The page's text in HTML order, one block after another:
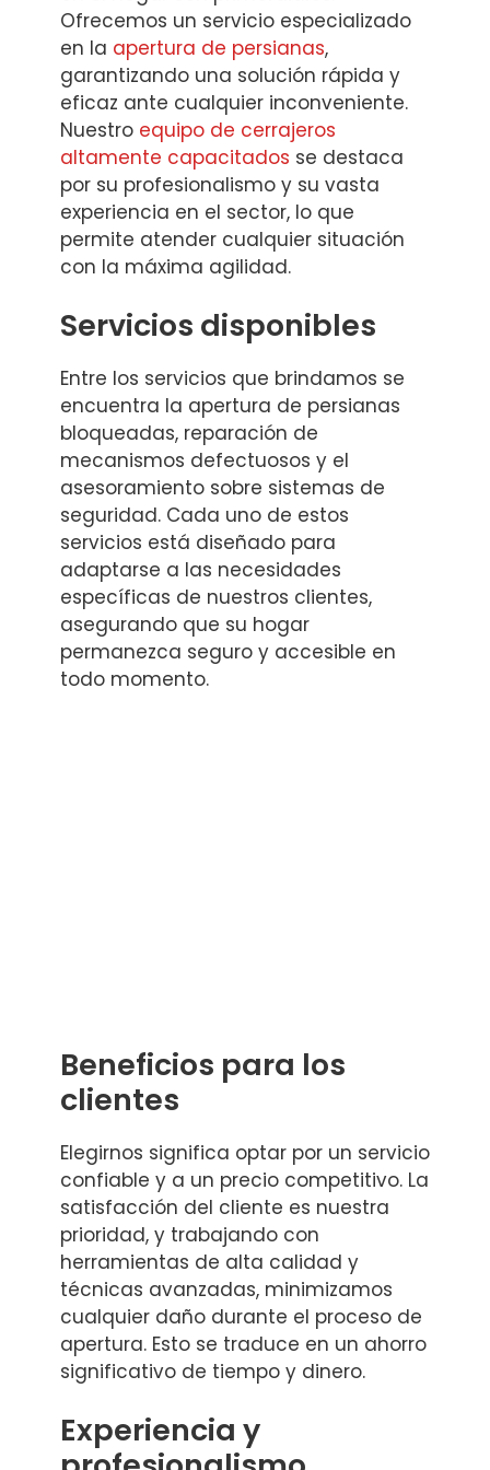
Ofrecemos un servicio especializado
en la apertura de persianas,
garantizando una solución rápida y
eficaz ante cualquier inconveniente.
Nuestro equipo de cerrajeros
altamente capacitados se destaca
por su profesionalismo y su vasta
experiencia en el sector, lo que
permite atender cualquier situación
con la máxima agilidad.
Servicios disponibles
Entre los servicios que brindamos se
encuentra la apertura de persianas
bloqueadas, reparación de
mecanismos defectuosos y el
asesoramiento sobre sistemas de
seguridad. Cada uno de estos
servicios está diseñado para
adaptarse a las necesidades
específicas de nuestros clientes,
asegurando que su hogar
permanezca seguro y accesible en
todo momento.
Beneficios para los
clientes
Elegirnos significa optar por un servicio
confiable y a un precio competitivo. La
satisfacción del cliente es nuestra
prioridad, y trabajando con
herramientas de alta calidad y
técnicas avanzadas, minimizamos
cualquier daño durante el proceso de
apertura. Esto se traduce en un ahorro
significativo de tiempo y dinero.
Experiencia y